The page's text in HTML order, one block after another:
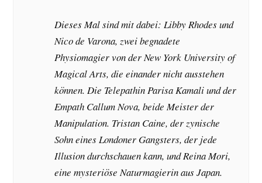
Dieses Mal sind mit dabei: Libby Rhodes und
Nico de Varona, zwei begnadete
Physiomagier von der New York University of
Magical Arts, die einander nicht ausstehen
können. Die Telepathin Parisa Kamali und der
Empath Callum Nova, beide Meister der
Manipulation. Tristan Caine, der zynische
Sohn eines Londoner Gangsters, der jede
Illusion durchschauen kann, und Reina Mori,
eine mysteriöse Naturmagierin aus Japan.